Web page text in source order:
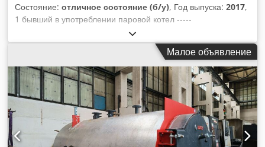
Состояние: отличное состояние (б/у), Год выпуска: 2017,
1 бывший в употреблении паровой котел -----
Производитель: Bosch Тип: U-MB 2020
Производительность: 2000 кг/ч Допустимое рабочее
давление: 13,0 бар Повышенное испытательное давление:
24,1 бар Максимальная температура: 195 °C Общий
объем: 2065 л Год выпуска: 01/2017 Маркировка CE: CE
0036 Оборудован газовой горелкой Weishaupt, тип WM-
G20/3-A, мощность 300–2000 кВт, исполнение ZM-LN, 15–
500 мбар, газовый регулирующий контур, отдельный шкаф
управления, система управления котлом Loos-Boiler-
Control LBC, насос для подпитки, тип Eco 1, мощность 89
Малое объявление